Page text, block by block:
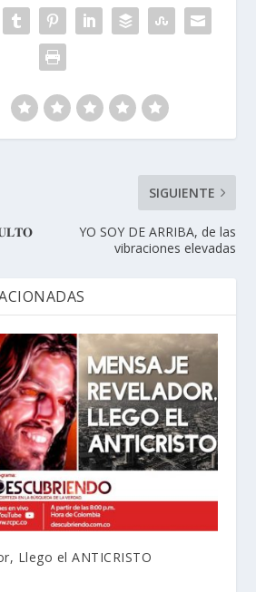
SIGUIENTE
YO SOY DE ARRIBA, de las
vibraciones elevadas
Llego el ANTICRISTO